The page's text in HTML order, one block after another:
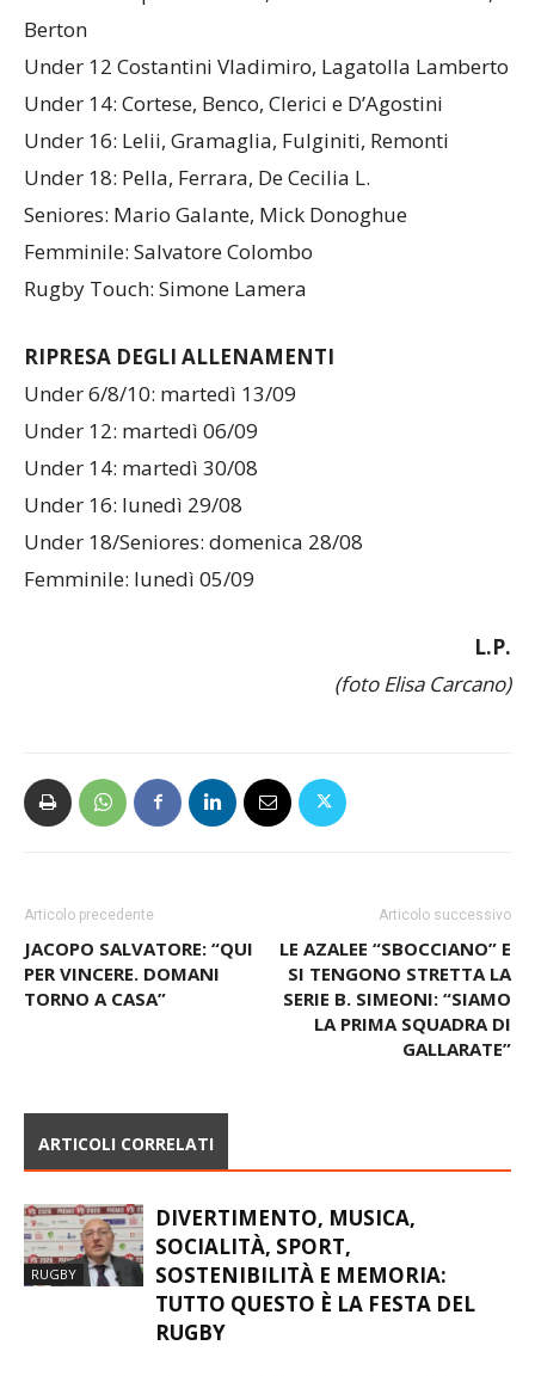
Berton
Under 12 Costantini Vladimiro, Lagatolla Lamberto
Under 14: Cortese, Benco, Clerici e D’Agostini
Under 16: Lelii, Gramaglia, Fulginiti, Remonti
Under 18: Pella, Ferrara, De Cecilia L.
Seniores: Mario Galante, Mick Donoghue
Femminile: Salvatore Colombo
Rugby Touch: Simone Lamera
RIPRESA DEGLI ALLENAMENTI
Under 6/8/10: martedì 13/09
Under 12: martedì 06/09
Under 14: martedì 30/08
Under 16: lunedì 29/08
Under 18/Seniores: domenica 28/08
Femminile: lunedì 05/09
L.P.
(foto Elisa Carcano)
Articolo precedente
JACOPO SALVATORE: “QUI
PER VINCERE. DOMANI
TORNO A CASA”
Articolo successivo
LE AZALEE “SBOCCIANO” E
SI TENGONO STRETTA LA
SERIE B. SIMEONI: “SIAMO
LA PRIMA SQUADRA DI
GALLARATE”
ARTICOLI CORRELATI
RUGBY
DIVERTIMENTO, MUSICA,
SOCIALITÀ, SPORT,
SOSTENIBILITÀ E MEMORIA:
TUTTO QUESTO È LA FESTA DEL
RUGBY